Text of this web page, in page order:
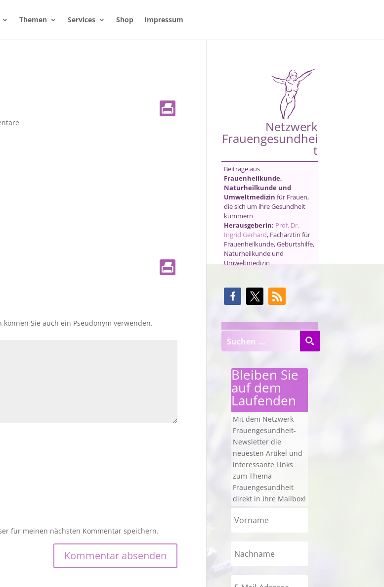
Themen Services Shop Impressum
Sie auch ein Pseudonym verwenden.
für meinen nächsten Kommentar speichern.
Netzwerk
Frauengesundhei
t
Beiträge aus
Frauenheilkunde,
Naturheilkunde und
Umweltmedizin für Frauen,
die sich um ihre Gesundheit
kümmern
Herausgeberin: Prof. Dr.
Ingrid Gerhard, Fachärztin für
Frauenheilkunde, Geburtshilfe,
Naturheilkunde und
Umweltmedizin
Bleiben Sie
auf dem
Laufenden
Mit dem Netzwerk
Frauengesundheit-
Newsletter die
neuesten Artikel und
interessante Links
zum Thema
Frauengesundheit
direkt in Ihre Mailbox!